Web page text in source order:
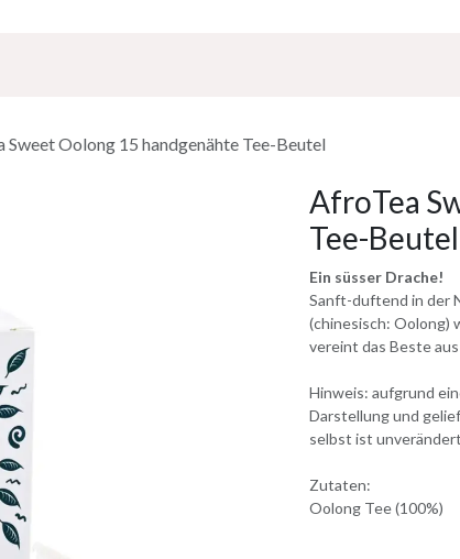
Sweet Oolong 15 handgenähte Tee-Beutel
AfroTea
Tee-Beutel
Ein süsser Drache!
Sanft-duftend in der
(chinesisch: Oolong)
vereint das Beste
Hinweis: aufgrund
Darstellung und
selbst ist
Zutaten:
Oolong Tee (100%)